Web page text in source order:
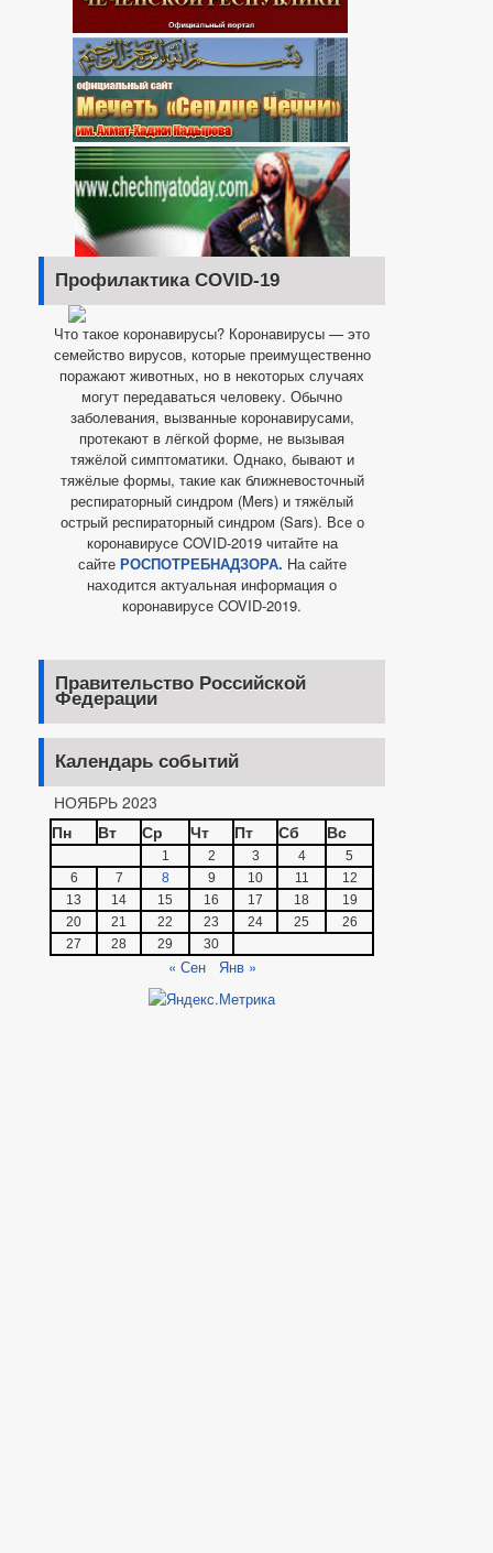
Профилактика COVID-19
Что такое коронавирусы? Коронавирусы — это
семейство вирусов, которые преимущественно
поражают животных, но в некоторых случаях
могут передаваться человеку. Обычно
заболевания, вызванные коронавирусами,
протекают в лёгкой форме, не вызывая
тяжёлой симптоматики. Однако, бывают и
тяжёлые формы, такие как ближневосточный
респираторный синдром (Mers) и тяжёлый
острый респираторный синдром (Sars). Все о
коронавирусе COVID-2019 читайте на
сайте РОСПОТРЕБНАДЗОРА. На сайте
находится актуальная информация о
коронавирусе COVID-2019.
Правительство Российской
Федерации
Календарь событий
НОЯБРЬ 2023
Пн
Вт Ср Чт Пт Сб Вс
1 2 3 4
5
6
7 8 9 10 11
12
13
14 15 16 17 18
19
20
21 22 23 24 25
26
27
28 29 30
« Сен Янв »